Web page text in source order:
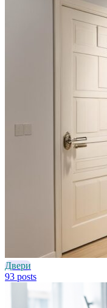
Двери
93 posts